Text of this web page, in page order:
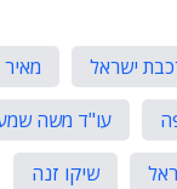
ישראל
עו"ד משה
שיקו זנה